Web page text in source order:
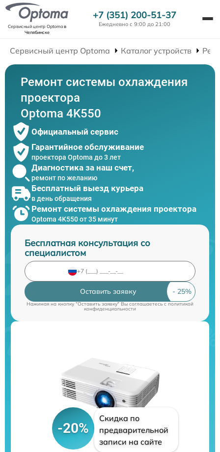
Сервисный центр Optomaв
Челябинске
+7 (351) 200-51-37
Ежедневно с 9:00 до 21:00
Сервисный центр Optoma Каталог устройств
Ремонт системы охлаждения
проектора
Optoma 4K550
Официальный сервис
Гарантийное обслуживание
проектора Optoma до 3 лет
Диагностика за наш счет,
ремонт по желанию
Бесплатный выезд курьера
в день обращения
Ремонт системы охлаждения проектора
Optoma 4K550 от 35 минут
Бесплатная консультация со
специалистом
Оставить заявку
Нажимая на кнопку "Оставить заявку" Вы соглашаетесь cполитикой
конфиденциальности
-20%
Скидка по
предварительной
записи на сайте